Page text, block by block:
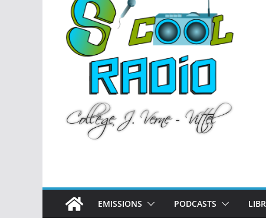
EMISSIONS PODCASTS